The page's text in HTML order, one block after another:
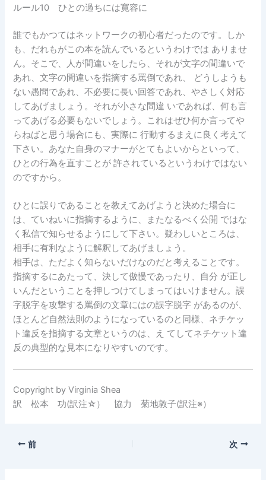
ルール10 ひとの過ちには寛容に
誰でもかつてはネットワークの初心者だったのです。しか
も、だれもがこの本を読んでいるというわけでは ありませ
ん。そこで、人が間違いをしたら、それが文字の間違いで
あれ、文字の間違いを指摘する罵倒であれ、 どうしようも
ない愚問であれ、不必要に長い回答であれ、やさしく対応
してあげましょう。それが小さな間違 いであれば、何も言
ってあげる必要もないでしょう。これはぜひ何か言ってや
らねばと思う場合にも、実際に 行動するまえに良く考えて
下さい。あなた自身のマナーがとてもよいからといって、
ひとの行為を直すことが 許されているというわけではない
のですから。
ひとに誤りであることを教えてあげようと決めた場合に
は、ていねいに指摘するように、またなるべく公開 ではな
く私信で知らせるようにして下さい。疑わしいところは、
相手に有利なように解釈してあげましょう。
相手は、ただよく知らないだけなのだと考えることです。
指摘するにあたって、決して傲慢であったり、自分 が正し
いんだということを押しつけてしまってはいけません。誤
字脱字を攻撃する罵倒の文章にはの誤字脱字 があるのが、
ほとんど自然法則のようになっているのと同様、ネチケッ
ト違反を指摘する文章というのは、え てしてネチケット違
反の典型的な見本になりやすいのです。
Copyright by Virginia Shea
訳 松本 功(訳注☆） 協力 菊地敦子(訳注※）
前 次